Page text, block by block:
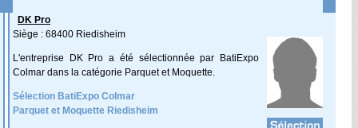
DK Pro
Siège : 68400 Riedisheim
L'entreprise DK Pro a été sélectionnée par BatiExpo
Colmar dans la catégorie Parquet et Moquette.
Sélection BatiExpo Colmar
Parquet et Moquette Riedisheim